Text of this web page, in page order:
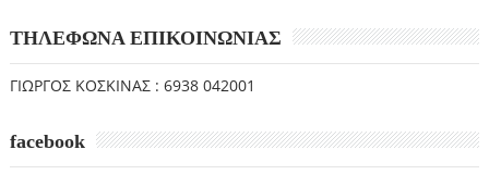
ΤΗΛΕΦΩΝΑ ΕΠΙΚΟΙΝΩΝΙΑΣ
ΓΙΩΡΓΟΣ ΚΟΣΚΙΝΑΣ : 6938 042001
facebook